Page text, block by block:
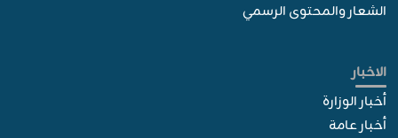
الشعار والمحتوى الرسمي
الاخبار
أخبار الوزارة
أخبار عامة